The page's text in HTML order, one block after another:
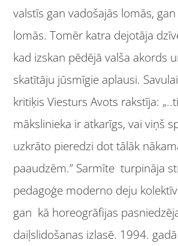
valstīs gan vadošajās lomās,
lomās. Tomēr katra dejotāja
kad izskan pēdējā valša akords
skatītāju jūsmīgie aplausi.
kritiķis Viesturs Avots rakstīja:
mākslinieka ir atkarīgs, vai viņš
uzkrāto pieredzi dot tālāk
paaudzēm.” Sarmīte turpināja
pedagoģe moderno deju
gan kā horeogrāfijas
daiļslidošanas izlasē. 1994.